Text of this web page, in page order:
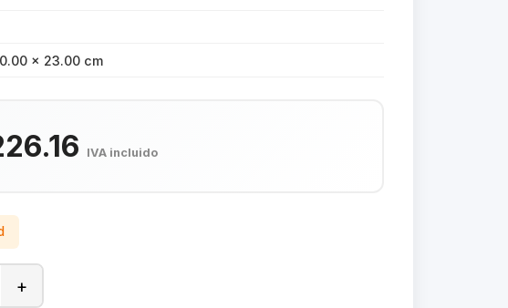
× 23.00 cm
IVA incluido
+